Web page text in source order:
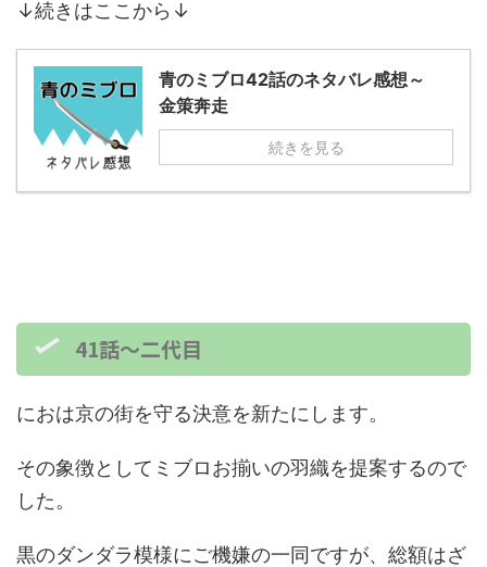
↓続きはここから↓
青のミブロ42話のネタバレ感想～
金策奔走
続きを見る
41話～二代目
におは京の街を守る決意を新たにします。
その象徴としてミブロお揃いの羽織を提案するので
した。
黒のダンダラ模様にご機嫌の一同ですが、総額はざ